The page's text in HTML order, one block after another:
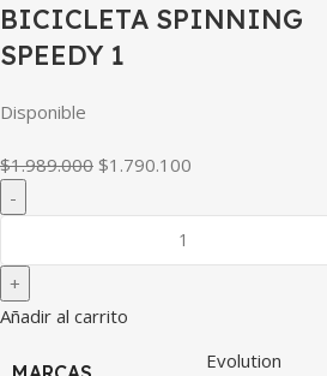
BICICLETA SPINNING
SPEEDY 1
Disponible
$1.989.000 $1.790.100
Añadir al carrito
Evolution